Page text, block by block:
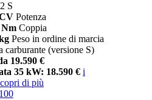
S
Potenza
Nm Coppia
Peso in ordine di marcia
carburante (versione S)
19.590 €
35 kW: 18.590 € i
di più